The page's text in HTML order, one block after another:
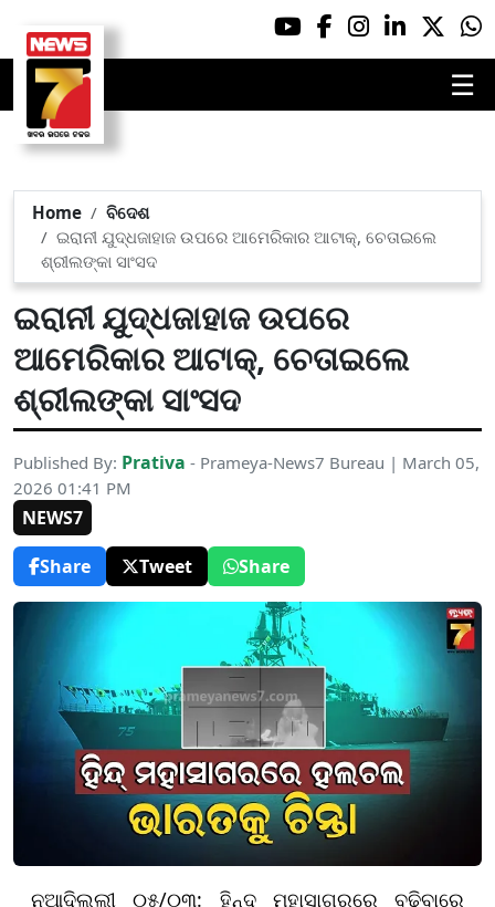
☰
Home
ବିଦେଶ
ଇରାନୀ ଯୁଦ୍ଧଜାହାଜ ଉପରେ ଆମେରିକାର ଆଟାକ୍, ଚେତାଇଲେ
ଶ୍ରୀଲଙ୍କା ସାଂସଦ
ଇରାନୀ ଯୁଦ୍ଧଜାହାଜ ଉପରେ
ଆମେରିକାର ଆଟାକ୍, ଚେତାଇଲେ
ଶ୍ରୀଲଙ୍କା ସାଂସଦ
Published By: Prativa - Prameya-News7 Bureau | March 05,
2026 01:41 PM
NEWS7
Share
Tweet Share
ନୂଆଦିଲ୍ଲୀ ୦୫/୦୩: ହିନ୍ଦ୍ ମହାସାଗରରେ ବଢ଼ିବାରେ